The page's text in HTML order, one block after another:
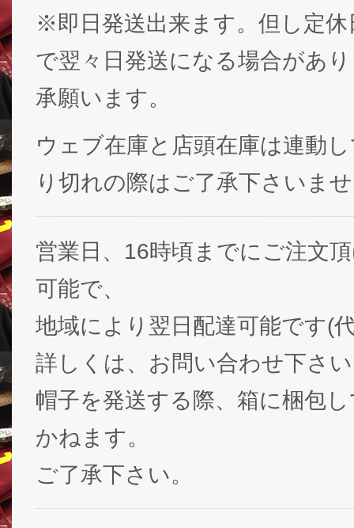
※即日発送出来ます。但し定休
で翌々日発送になる場合があ
承願います。
ウェブ在庫と店頭在庫は連動
り切れの際はご了承下さいま
営業日、16時頃までにご注文
可能で、
地域により翌日配達可能です(
詳しくは、お問い合わせ下さ
帽子を発送する際、箱に梱包
かねます。
ご了承下さい。